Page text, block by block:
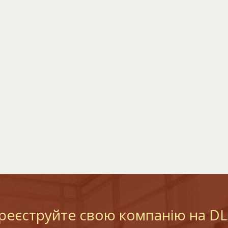
свою компанію на